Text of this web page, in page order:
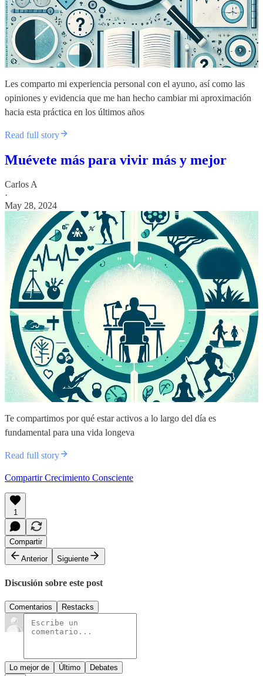
Les comparto mi experiencia personal con el ayuno, así como las
opiniones y evidencia que me han hecho cambiar mi aproximación
hacia esta práctica en los últimos años
Read full story
Muévete más para vivir más y mejor
Carlos A
·
May 28, 2024
Te compartimos por qué estar activos a lo largo del día es
fundamental para una vida longeva
Read full story
Compartir Crecimiento Consciente
1
Compartir
Anterior
Siguiente
Discusión sobre este post
Comentarios Restacks
Lo mejor de Último Debates